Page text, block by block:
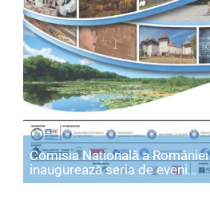
Comisia Națională a
inaugurează seria de eveni…